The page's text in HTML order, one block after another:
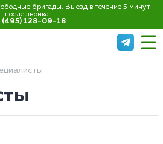
бригады. Выезд в течение 5 минут
после звонка:
(495) 128-09-18